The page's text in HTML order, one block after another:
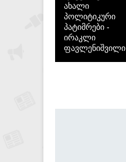
ახალი
პოლიტიკური
პატიმრები -
ირაკლი
ფავლენიშვილი